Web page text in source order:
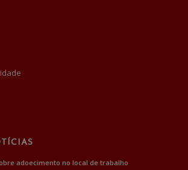
adoecimento no local de trabalho